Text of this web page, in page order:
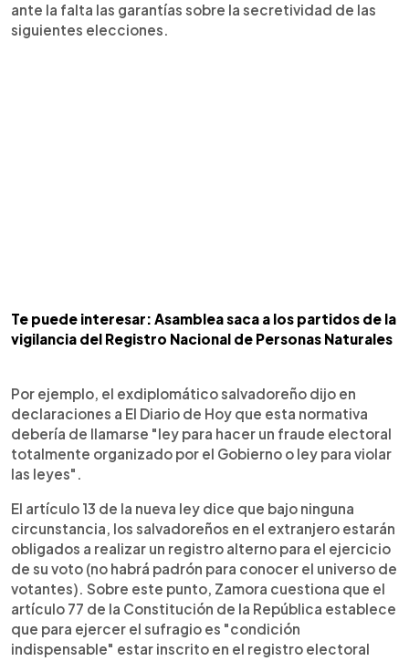
ante la falta las garantías sobre la secretividad de las
siguientes elecciones.
Te puede interesar: Asamblea saca a los partidos de la
vigilancia del Registro Nacional de Personas Naturales
Por ejemplo, el exdiplomático salvadoreño dijo en
declaraciones a El Diario de Hoy que esta normativa
debería de llamarse "ley para hacer un fraude electoral
totalmente organizado por el Gobierno o ley para violar
las leyes".
El artículo 13 de la nueva ley dice que bajo ninguna
circunstancia, los salvadoreños en el extranjero estarán
obligados a realizar un registro alterno para el ejercicio
de su voto (no habrá padrón para conocer el universo de
votantes). Sobre este punto, Zamora cuestiona que el
artículo 77 de la Constitución de la República establece
que para ejercer el sufragio es "condición
indispensable" estar inscrito en el registro electoral